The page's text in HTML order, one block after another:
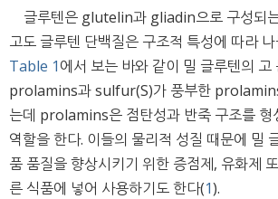
글루텐은 glutelin과 gliadin으로 구성되
고도 글루텐 단백질은 구조적 특성에 따라
Table 1에서 보는 바와 같이 밀 글루텐의 고
prolamins과 sulfur(S)가 풍부한
는데 prolamins은 점탄성과 반죽 구조를 형
역할을 한다. 이들의 물리적 성질 때문에 밀
품 품질을 향상시키기 위한 증점제, 유화제
른 식품에 넣어 사용하기도 한다(1).